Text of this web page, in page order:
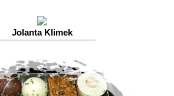
Jolanta Klimek